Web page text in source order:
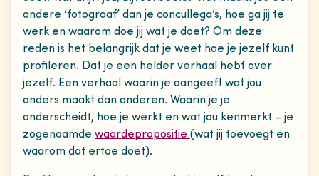
andere ‘fotograaf’ dan je concullega’s, hoe ga jij te
werk en waarom doe jij wat je doet? Om deze
reden is het belangrijk dat je weet hoe je jezelf kunt
profileren. Dat je een helder verhaal hebt over
jezelf. Een verhaal waarin je aangeeft wat jou
anders maakt dan anderen. Waarin je je
onderscheidt, hoe je werkt en wat jou kenmerkt – je
zogenaamde waardepropositie (wat jij toevoegt en
waarom dat ertoe doet).